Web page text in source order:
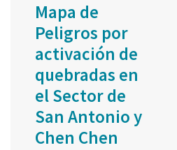
Mapa de
Peligros por
activación de
quebradas en
el Sector de
San Antonio y
Chen Chen